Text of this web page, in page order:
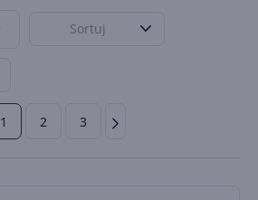
Sortuj
1 2 3